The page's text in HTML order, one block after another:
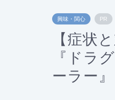
興味・関心 PR
【症状
『ドラ
ーラー